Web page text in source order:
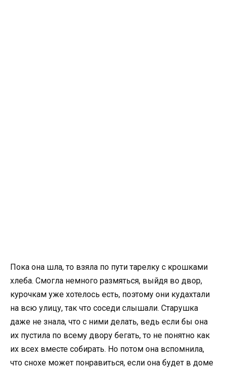
Пока она шла, то взяла по пути тарелку с крошками
хлеба. Смогла немного размяться, выйдя во двор,
курочкам уже хотелось есть, поэтому они кудахтали
на всю улицу, так что соседи слышали. Старушка
даже не знала, что с ними делать, ведь если бы она
их пустила по всему двору бегать, то не понятно как
их всех вместе собирать. Но потом она вспомнила,
что снохе может понравиться, если она будет в доме